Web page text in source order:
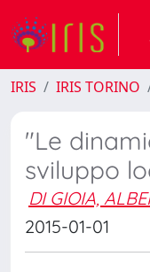
IRIS IRIS TORINO
"Le
sviluppo
DI GIOIA,
2015-01-01